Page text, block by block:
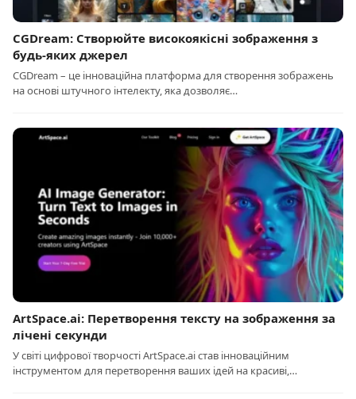
CGDream: Створюйте високоякісні зображення з
будь-яких джерел
CGDream – це інноваційна платформа для створення зображень
на основі штучного інтелекту, яка дозволяє…
ArtSpace.ai: Перетворення тексту на зображення за
лічені секунди
У світі цифрової творчості ArtSpace.ai став інноваційним
інструментом для перетворення ваших ідей на красиві,…